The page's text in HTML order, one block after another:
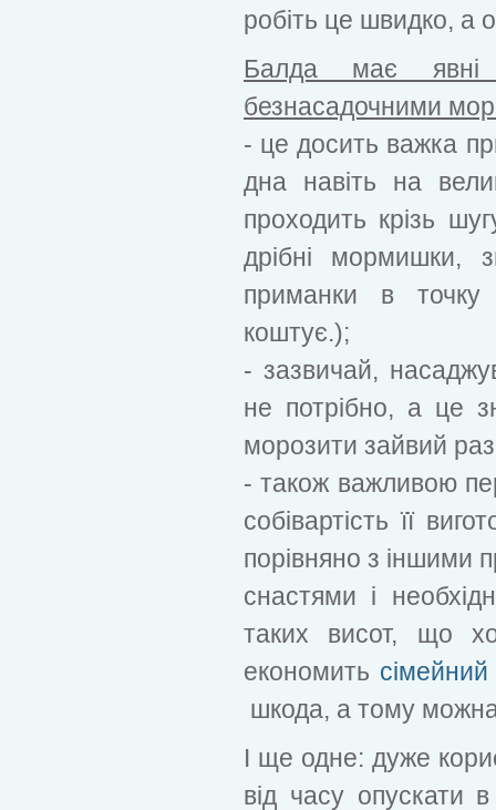
робіть це швидко, а
Балда має явні
безнасадочними
- це досить важка
дна навіть на
проходить крізь
дрібні мормишки,
приманки в
коштує.);
- зазвичай,
не потрібно, а це
морозити зайвий
- також важливою
собівартість її
порівняно з іншими
снастями і
таких висот, що
економить сімейний
шкода, а тому
І ще одне: дуже
від часу опускати